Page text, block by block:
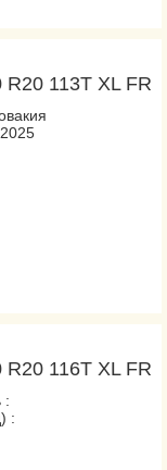
113T XL FR
116T XL FR
:
: